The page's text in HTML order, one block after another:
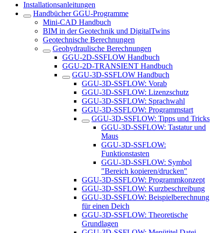
Installationsanleitungen
Handbücher GGU-Programme
Mini-CAD Handbuch
BIM in der Geotechnik und DigitalTwins
Geotechnische Berechnungen
Geohydraulische Berechnungen
GGU-2D-SSFLOW Handbuch
GGU-2D-TRANSIENT Handbuch
GGU-3D-SSFLOW Handbuch
GGU-3D-SSFLOW: Vorab
GGU-3D-SSFLOW: Lizenzschutz
GGU-3D-SSFLOW: Sprachwahl
GGU-3D-SSFLOW: Programmstart
GGU-3D-SSFLOW: Tipps und Tricks
GGU-3D-SSFLOW: Tastatur und
Maus
GGU-3D-SSFLOW:
Funktionstasten
GGU-3D-SSFLOW: Symbol
"Bereich kopieren/drucken"
GGU-3D-SSFLOW: Programmkonzept
GGU-3D-SSFLOW: Kurzbeschreibung
GGU-3D-SSFLOW: Beispielberechnung
für einen Deich
GGU-3D-SSFLOW: Theoretische
Grundlagen